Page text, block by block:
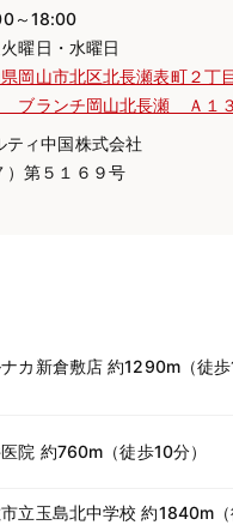
～18:00
曜日・水曜日
岡山市北区北長瀬表町２丁
ブランチ岡山北長瀬 Ａ１
ティ中国株式会社
）第５１６９号
カ新倉敷店 約1290m（徒歩
院 約760m（徒歩10分）
立玉島北中学校 約1840m